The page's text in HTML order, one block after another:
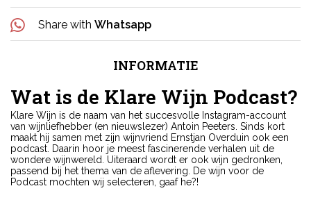
Share with Whatsapp
INFORMATIE
Wat is de Klare Wijn Podcast?
Klare Wijn is de naam van het succesvolle Instagram-account
van wijnliefhebber (en nieuwslezer) Antoin Peeters. Sinds kort
maakt hij samen met zijn wijnvriend Ernstjan Overduin ook een
podcast. Daarin hoor je meest fascinerende verhalen uit de
wondere wijnwereld. Uiteraard wordt er ook wijn gedronken,
passend bij het thema van de aflevering. De wijn voor de
Podcast mochten wij selecteren, gaaf he?!